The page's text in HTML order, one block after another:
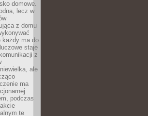
domowe.
lecz w
z domu
każdy ma do
staje
z
ale
ma
podczas
te